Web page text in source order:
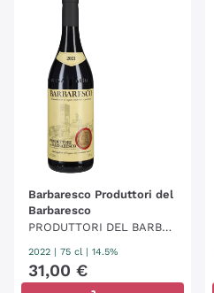
Barbaresco Produttori del
Barbaresco
PRODUTTORI DEL BARBA
RESCO
2022 75 cl | 14.5%
31,00 €